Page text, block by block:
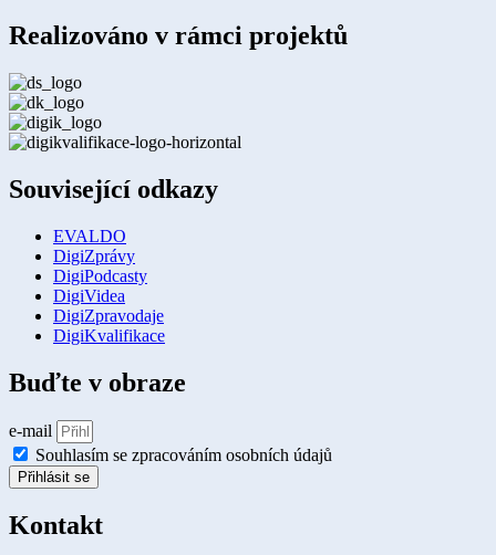
Realizováno v rámci projektů
Související odkazy
EVALDO
DigiZprávy
DigiPodcasty
DigiVidea
DigiZpravodaje
DigiKvalifikace
Buďte v obraze
e-mail
Souhlasím se zpracováním osobních údajů
Přihlásit se
Kontakt